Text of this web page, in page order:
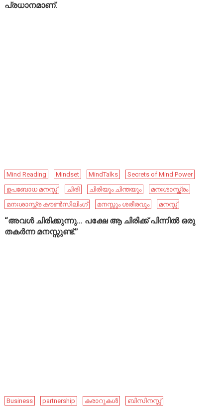
പ്രധാനമാണ്.
Mind Reading Mindset MindTalks
Secrets of Mind Power
ഉപബോധ മനസ്സ്
ചിരി ചിരിയും ചിന്തയും
മനഃശാസ്ത്രം
മനഃശാസ്ത്ര കൗൺസിലിംഗ്
മനസ്സും ശരീരവും മനസ്സ്
“അവൾ ചിരിക്കുന്നു… പക്ഷേ ആ ചിരിക്ക് പിന്നിൽ ഒരു
തകർന്ന മനസ്സുണ്ട്.”
Business partnership കരാറുകൾ ബിസിനസ്സ്